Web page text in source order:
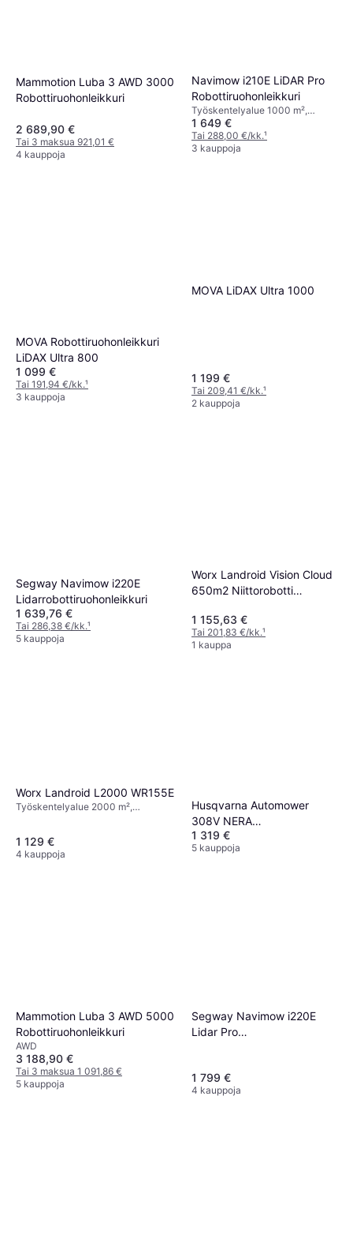
Mammotion Luba 3 AWD 3000
Robottiruohonleikkuri
2 689,90 €
Tai 3 maksua 921,01 €
4 kauppoja
Navimow i210E LiDAR Pro
Robottiruohonleikkuri
Työskentelyalue 1000 m²,
Ajastimen Asetus, Sadesensori,
AWD, 4G Tuki, GPS,
Leikkausleveys 22 cm
1 649 €
Tai 288,00 €/kk.¹
3 kauppoja
MOVA Robottiruohonleikkuri
LiDAX Ultra 800
1 099 €
Tai 191,94 €/kk.¹
3 kauppoja
MOVA LiDAX Ultra 1000
1 199 €
Tai 209,41 €/kk.¹
2 kauppoja
Segway Navimow i220E
Lidarrobottiruohonleikkuri
1 639,76 €
Tai 286,38 €/kk.¹
5 kauppoja
Worx Landroid Vision Cloud
650m2 Niittorobotti
1 155,63 €
Tai 201,83 €/kk.¹
1 kauppa
Worx Landroid L2000 WR155E
Työskentelyalue 2000 m²,
1 129 €
4 kauppoja
Husqvarna Automower
308V NERA
Robottiruohonleikkuri
1 319 €
5 kauppoja
Mammotion Luba 3 AWD 5000
Robottiruohonleikkuri
AWD
3 188,90 €
Tai 3 maksua 1 091,86 €
5 kauppoja
Segway Navimow i220E
Lidar Pro
1 799 €
4 kauppoja